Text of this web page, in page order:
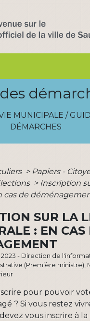
MUNICIPALE /
DÉMARCHES
> Papiers -
> Inscription
cas de
SUR LA
: EN CAS
- Direction de
(Première ministre),
pour pouvoir
? Si vous restez
vous inscrire à la